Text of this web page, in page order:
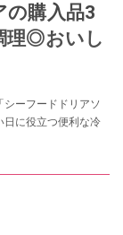
の購入品3
理◎おいし
ーフードドリアソ
日に役立つ便利な冷